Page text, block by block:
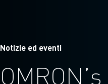
Notizie ed eventi